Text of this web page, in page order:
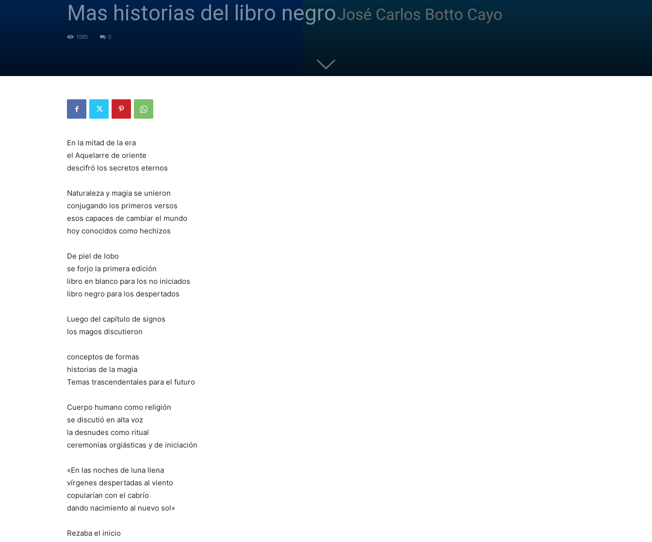
Mas historias del libro negro
1085 0
En la mitad de la era
el Aquelarre de oriente
descifró los secretos eternos
Naturaleza y magia se unieron
conjugando los primeros versos
esos capaces de cambiar el mundo
hoy conocidos como hechizos
De piel de lobo
se forjo la primera edición
libro en blanco para los no iniciados
libro negro para los despertados
Luego del capítulo de signos
los magos discutieron
conceptos de formas
historias de la magia
Temas trascendentales para el futuro
Cuerpo humano como religión
se discutió en alta voz
la desnudes como ritual
ceremonias orgiásticas y de iniciación
«En las noches de luna llena
vírgenes despertadas al viento
copularían con el cabrío
dando nacimiento al nuevo sol»
Rezaba el inicio